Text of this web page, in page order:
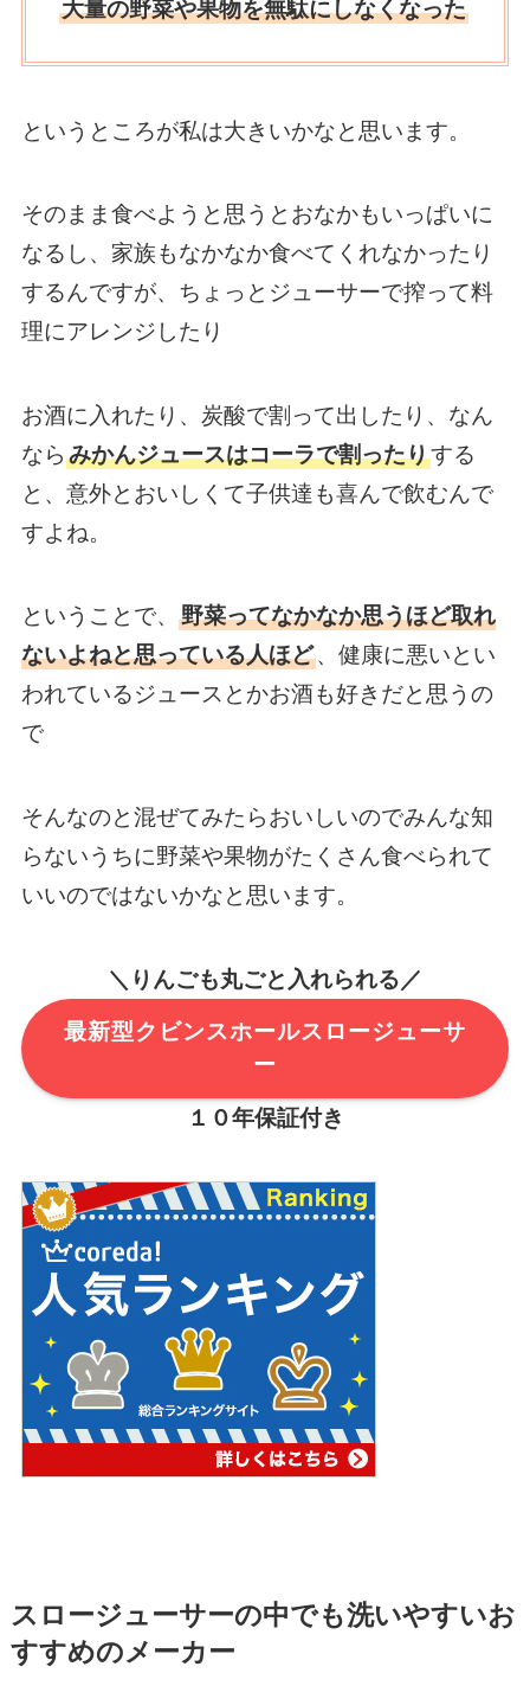
大量の野菜や果物を無駄にしなくなった
というところが私は大きいかなと思います。
そのまま食べようと思うとおなかもいっぱいに
なるし、家族もなかなか食べてくれなかったり
するんですが、ちょっとジューサーで搾って料
理にアレンジしたり
お酒に入れたり、炭酸で割って出したり、なん
なら みかんジュースはコーラで割ったりする
と、意外とおいしくて子供達も喜んで飲むんで
すよね。
ということで、 野菜ってなかなか思うほど取れ
ないよねと思っている人ほど、健康に悪いとい
われているジュースとかお酒も好きだと思うの
で
そんなのと混ぜてみたらおいしいのでみんな知
らないうちに野菜や果物がたくさん食べられて
いいのではないかなと思います。
＼りんごも丸ごと入れられる／
最新型クビンスホールスロージューサ
ー
１０年保証付き
スロージューサーの中でも洗いやすいお
すすめのメーカー